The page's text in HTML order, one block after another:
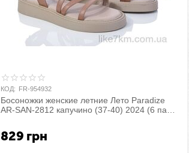
КОД: FR-954932
Босоножки женские летние Лето Paradize
AR-SAN-2812 капучино (37-40) 2024 (6 пар
829 грн